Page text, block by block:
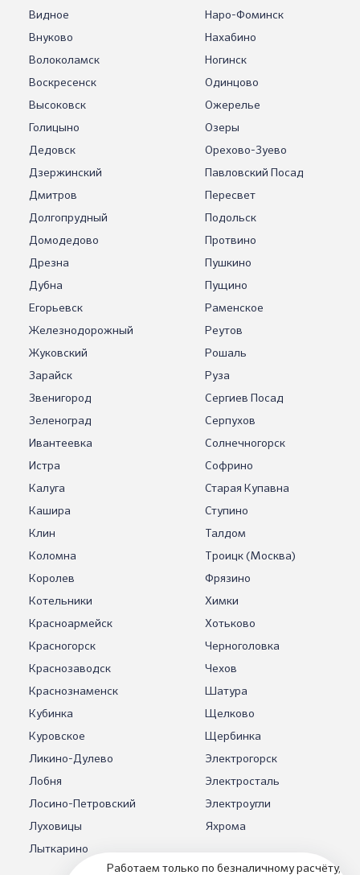
Видное
Внуково
Волоколамск
Воскресенск
Высоковск
Голицыно
Дедовск
Дзержинский
Дмитров
Долгопрудный
Домодедово
Дрезна
Дубна
Егорьевск
Железнодорожный
Жуковский
Зарайск
Звенигород
Зеленоград
Ивантеевка
Истра
Калуга
Кашира
Клин
Коломна
Королев
Котельники
Красноармейск
Красногорск
Краснозаводск
Краснознаменск
Кубинка
Куровское
Ликино-Дулево
Лобня
Лосино-Петровский
Луховицы
Лыткарино
Наро-Фоминск
Нахабино
Ногинск
Одинцово
Ожерелье
Озеры
Орехово-Зуево
Павловский Посад
Пересвет
Подольск
Протвино
Пушкино
Пущино
Раменское
Реутов
Рошаль
Руза
Сергиев Посад
Серпухов
Солнечногорск
Софрино
Старая Купавна
Ступино
Талдом
Троицк (Москва)
Фрязино
Химки
Хотьково
Черноголовка
Чехов
Шатура
Щелково
Щербинка
Электрогорск
Электросталь
Электроугли
Яхрома
Работаем только по безналичному расчёту,